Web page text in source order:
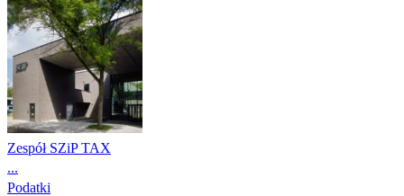
Zespół SZiP TAX
...
Podatki